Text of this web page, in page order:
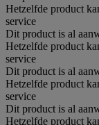
Hetzelfde product
service
Dit product is al
Hetzelfde product
service
Dit product is al
Hetzelfde product
service
Dit product is al
Hetzelfde product